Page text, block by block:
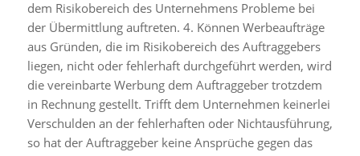
dem Risikobereich des Unternehmens Probleme bei
der Übermittlung auftreten. 4. Können Werbeaufträge
aus Gründen, die im Risikobereich des Auftraggebers
liegen, nicht oder fehlerhaft durchgeführt werden, wird
die vereinbarte Werbung dem Auftraggeber trotzdem
in Rechnung gestellt. Trifft dem Unternehmen keinerlei
Verschulden an der fehlerhaften oder Nichtausführung,
so hat der Auftraggeber keine Ansprüche gegen das